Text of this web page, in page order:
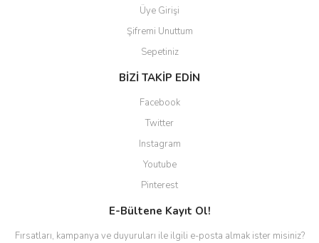
Üye Girişi
Şifremi Unuttum
Sepetiniz
BİZİ TAKİP EDİN
Facebook
Twitter
Instagram
Youtube
Pinterest
E-Bültene Kayıt Ol!
Fırsatları, kampanya ve duyuruları ile ilgili e-posta almak ister misiniz?